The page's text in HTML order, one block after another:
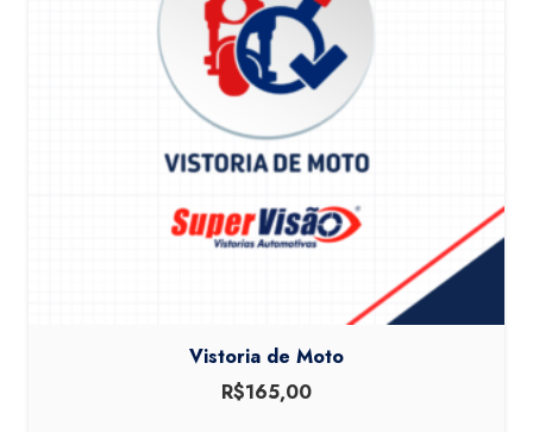
Vistoria de Moto
R$165,00